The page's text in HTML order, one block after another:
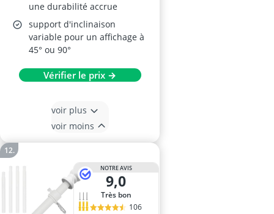
une durabilité accrue
support d'inclinaison
variable pour un affichage à
45° ou 90°
Vérifier le prix →
voir plus
voir moins
NOTRE AVIS
9,0
Très bon
106